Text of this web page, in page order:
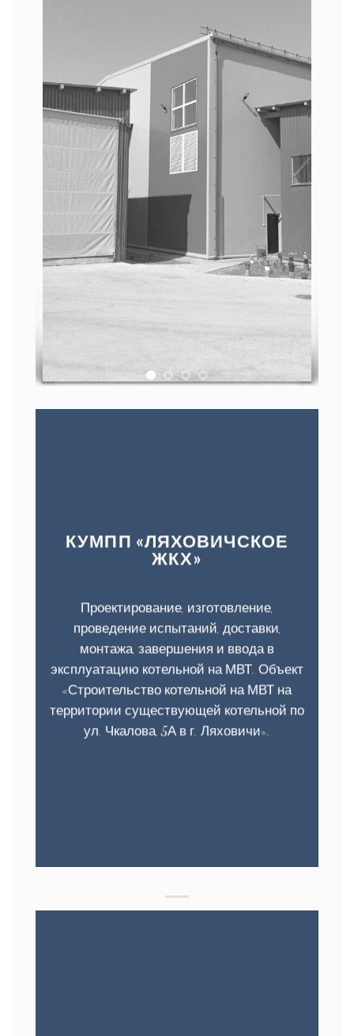
КУМПП «ЛЯХОВИЧСКОЕ
ЖКХ»
Проектирование, изготовление,
проведение испытаний, доставки,
монтажа, завершения и ввода в
эксплуатацию котельной на МВТ. Объект
«Строительство котельной на МВТ на
территории существующей котельной по
ул. Чкалова, 5А в г. Ляховичи».